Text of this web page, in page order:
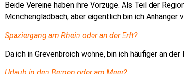
Beide Vereine haben ihre Vorzüge. Als Teil der
Mönchengladbach, aber eigentlich bin ich Anhänger
Spaziergang am Rhein oder an der Erft?
Da ich in Grevenbroich wohne, bin ich häufiger an